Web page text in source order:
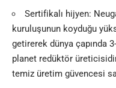
Sertifikalı hijyen:
kuruluşunun koyduğu
getirerek dünya çapında
planet redüktör
temiz üretim güvencesi